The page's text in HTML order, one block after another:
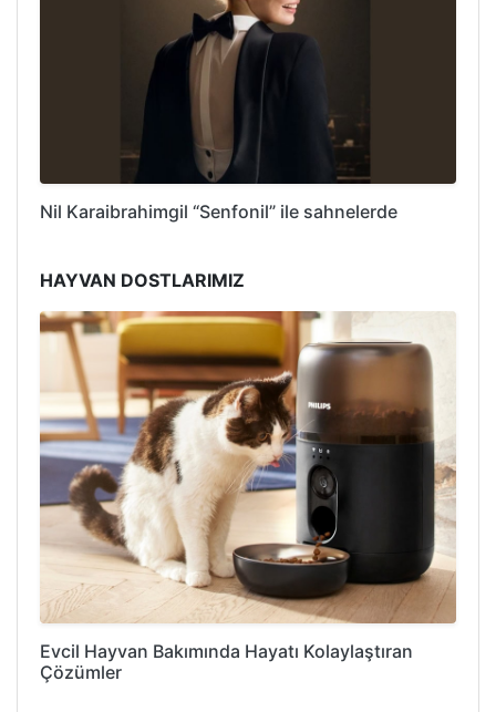
Nil Karaibrahimgil “Senfonil” ile sahnelerde
HAYVAN DOSTLARIMIZ
Evcil Hayvan Bakımında Hayatı Kolaylaştıran
Çözümler